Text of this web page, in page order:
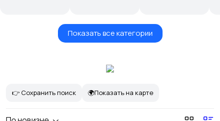
Показать все категории
👉 Сохранить поиск 🌍Показать на карте